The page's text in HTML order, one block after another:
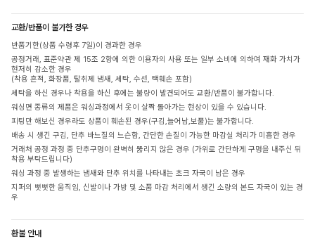
교환/반품이 불가한 경우
반품기한(상품 수령후 7일)이 경과한 경우
공정거래, 표준약관 제 15조 2항에 의한 이용자의 사용 또는 일부 소비에 의하여 재화 가치가
현저히 감소한 경우
(착용 흔적, 화장품, 탈취제 냄새, 세탁, 수선, 택훼손 포함)
세탁을 하신 경우나 착용을 하신 후에는 불량이 발견되어도 교환/반품이 불가합니다.
워싱면 종류의 제품은 워싱과정에서 옷이 살짝 돌아가는 현상이 있을 수 있습니다.
피팅만 해보신 경우라도 상품이 훼손된 경우(구김,늘어남,보풀)는 불가합니다.
배송 시 생긴 구김, 단추 바느질의 느슨함, 간단한 손질이 가능한 마감실 처리가 미흡한 경우
거래처 공정 과정 중 단추구멍이 완벽히 뚫리지 않은 경우 (가위로 간단하게 구멍을 내주신 뒤
착용 부탁드립니다)
워싱 과정 중 발생하는 냄새와 단추 위치를 나타내는 초크 자국이 남은 경우
지퍼의 뻣뻣한 움직임, 신발이나 가방 및 소품 마감 처리에서 생긴 소량의 본드 자국이 있는 경
우
환불 안내